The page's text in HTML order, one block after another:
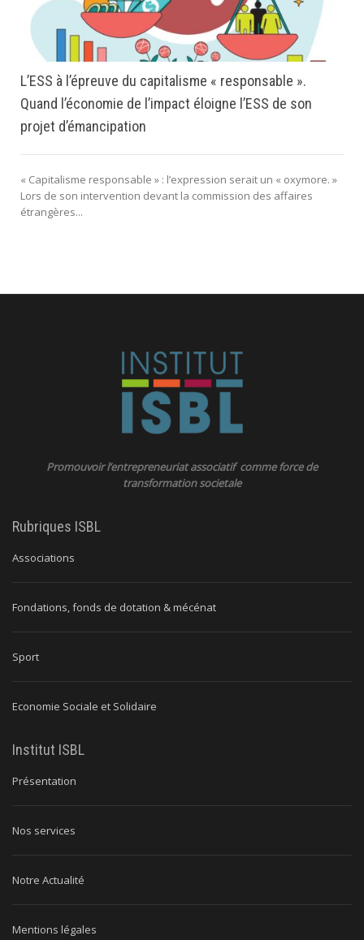
L’ESS à l’épreuve du capitalisme « responsable ».
Quand l’économie de l’impact éloigne l’ESS de son
projet d’émancipation
« Capitalisme responsable » : l’expression serait un « oxymore. »
Lors de son intervention devant la commission des affaires
étrangères...
Promouvoir l’entrepreneuriat associatif comme force de
transformation societale
Rubriques ISBL
Associations
Fondations, fonds de dotation & mécénat
Sport
Economie Sociale et Solidaire
Institut ISBL
Présentation
Nos services
Notre Actualité
Mentions légales